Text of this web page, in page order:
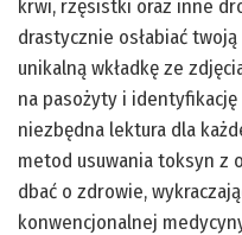
krwi, rzęsistki oraz inne
drastycznie osłabiać
unikalną wkładkę ze
na pasożyty i
niezbędna lektura dla
metod usuwania toksyn z
dbać o zdrowie,
konwencjonalnej